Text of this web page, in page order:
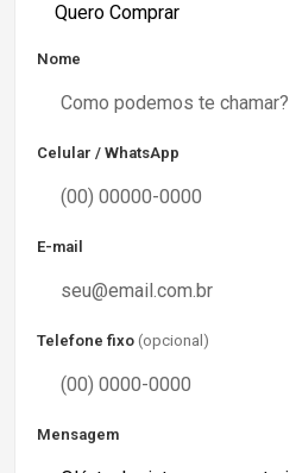
Quero Comprar
Nome
Celular / WhatsApp
E-mail
Telefone fixo (opcional)
Mensagem